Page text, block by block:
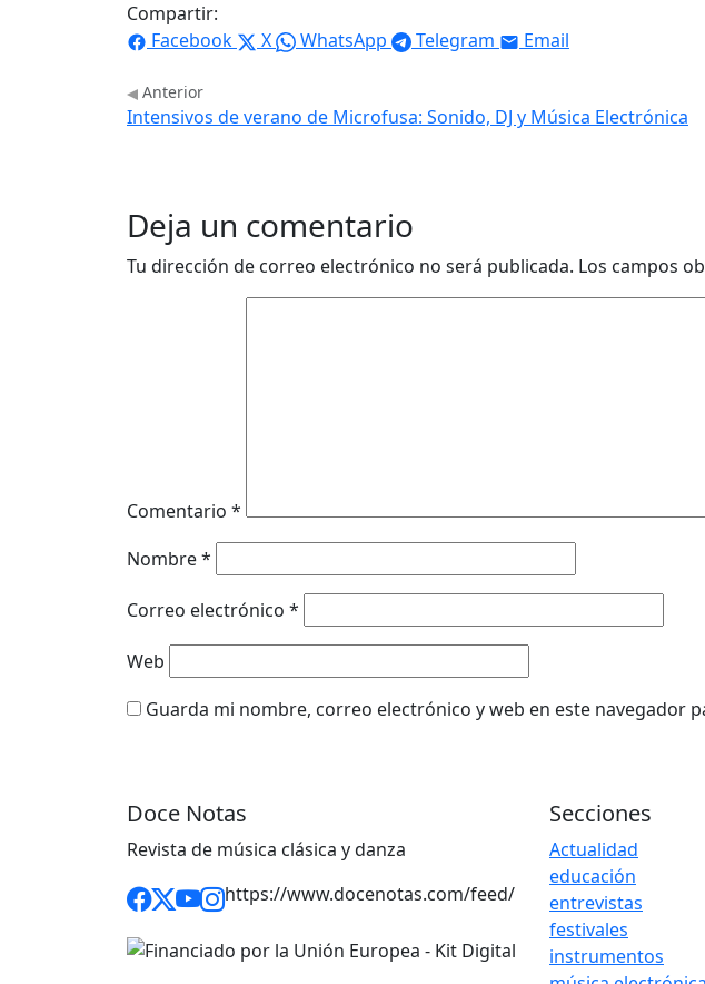
Compartir:
Facebook
X WhatsApp Telegram Email
Anterior
Intensivos de verano de Microfusa: Sonido, DJ y Música Electrónica
Deja un comentario
Tu dirección de correo electrónico no será publicada. Los campos
Comentario *
Nombre*
Correo electrónico *
Web
Guarda mi nombre, correo electrónico y web en este navegador
Doce Notas
Revista de música clásica y danza
https://www.docenotas.com/feed/
Secciones
Actualidad
educación
entrevistas
festivales
instrumentos